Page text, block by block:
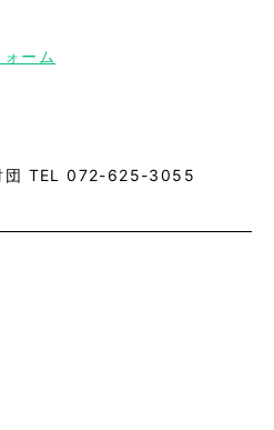
ーム
団 TEL 072-625-3055